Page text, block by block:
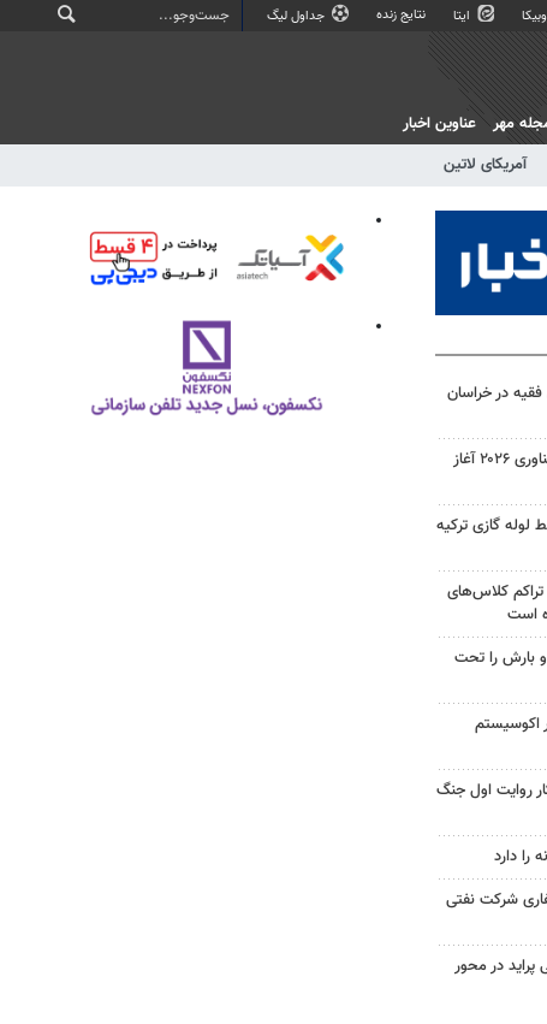
ایتا نتایج زنده جداول لیگ
آمریکای لاتین
مهر عناوین اخبار
فقیه در خراسان
ثبت‌نام رقابت بزرگ المپیک فناوری ۲۰۲۶ آغاز
لوله گازی ترکیه
کلاس‌های
است
بارش را تحت
اکوسیستم
روایت اول جنگ
را دارد
شرکت نفتی
پراید در محور